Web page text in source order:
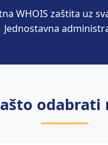
WHOIS zaštita uz
Jednostavna
odabrati